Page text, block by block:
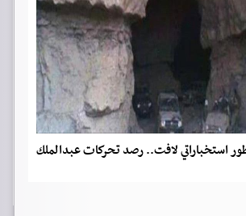
استخباراتي لافت.. رصد تحركات عبدالملك